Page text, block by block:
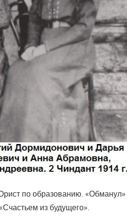
по образованию. «Обманул»
из будущего».